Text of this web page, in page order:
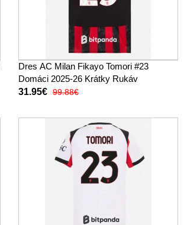
Dres AC Milan Fikayo Tomori #23
Domáci 2025-26 Krátky Rukáv
31.95€ 99.88€